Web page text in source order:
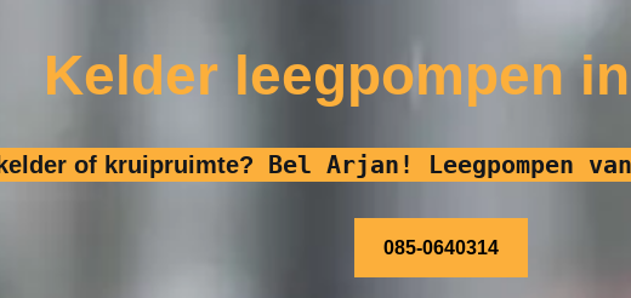
Kelder leegpompen
of kruipruimte? Bel Arjan! Leegpompen
085-0640314